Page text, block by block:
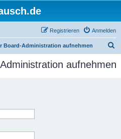
Anmelden
Registrieren
Board-Administration aufnehmen
c
aufnehmen